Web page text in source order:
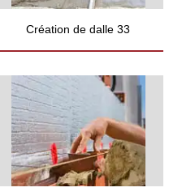
Création de dalle 33